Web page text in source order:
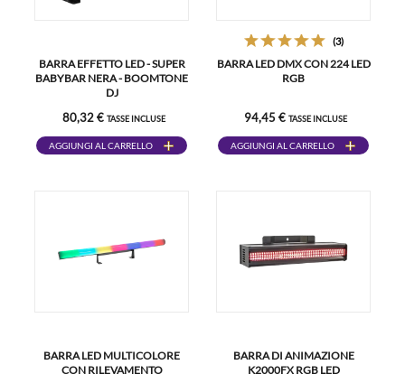
BARRA EFFETTO LED - SUPER
BABYBAR NERA - BOOMTONE
DJ
80,32 € TASSE INCLUSE
AGGIUNGI AL CARRELLO
(3)
BARRA LED DMX CON 224 LED
RGB
94,45 € TASSE INCLUSE
AGGIUNGI AL CARRELLO
BARRA LED MULTICOLORE
CON RILEVAMENTO
BARRA DI ANIMAZIONE
K2000FX RGB LED